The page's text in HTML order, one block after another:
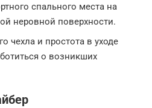
спального места на
неровной поверхности.
чехла и простота в уходе
о возникших